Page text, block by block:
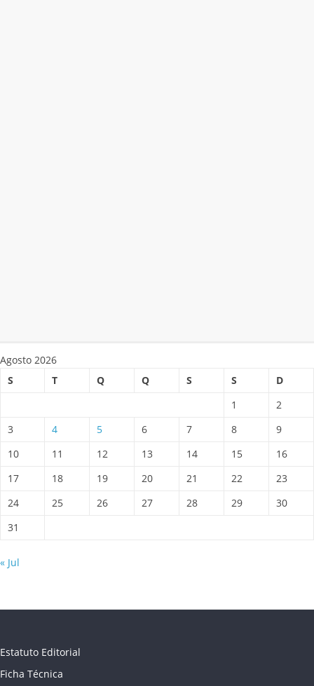
Agosto 2026
S
T Q Q S S
D
1
2
3
4 5 6 7 8
9
10
11 12 13 14 15
16
17
18 19 20 21 22
23
24
25 26 27 28 29
30
31
« Jul
Estatuto Editorial
Ficha Técnica